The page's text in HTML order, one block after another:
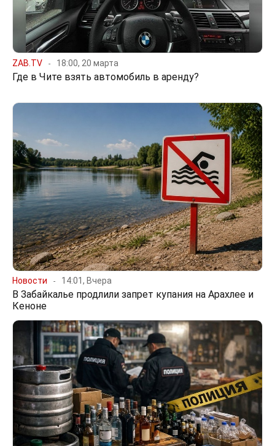
ZAB.TV 18:00, 20 марта
Где в Чите взять автомобиль в аренду?
Новости 14:01, Вчера
В Забайкалье продлили запрет купания на Арахлее и
Кеноне